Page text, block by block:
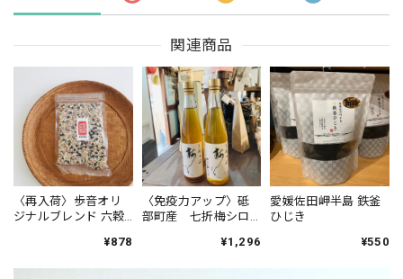
関連商品
〈再入荷〉歩音オリ
ジナルブレンド 六穀
¥878
〈免疫力アップ〉砥
部町産 七折梅シロ
¥1,296
愛媛佐田岬半島 鉄釜
ひじき
¥550